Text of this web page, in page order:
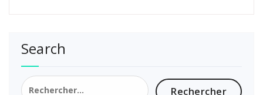
Search
Rechercher :